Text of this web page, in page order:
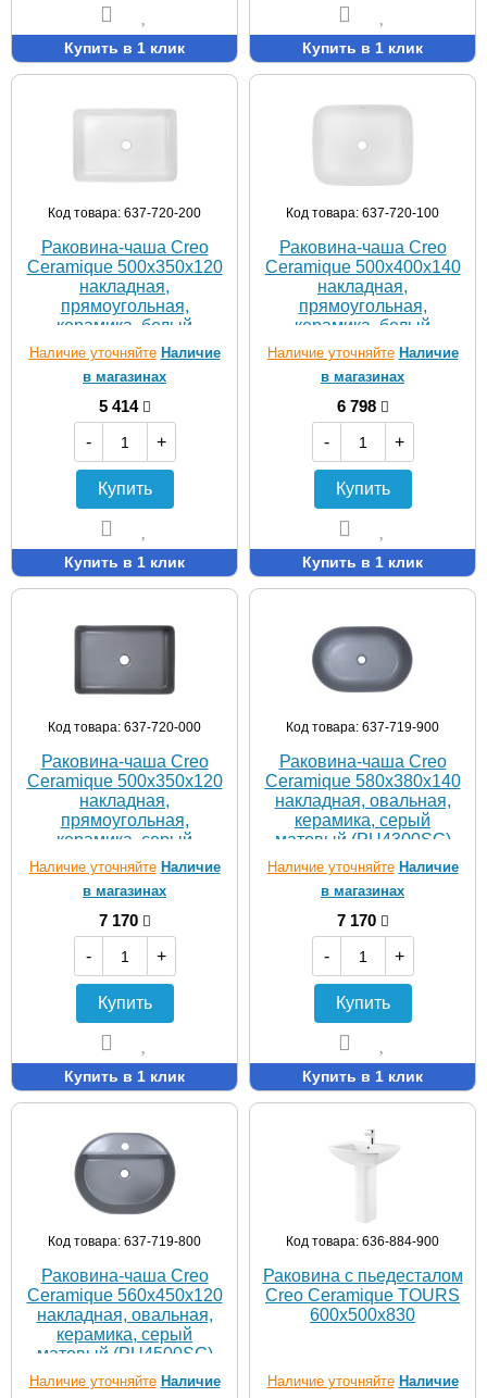
Купить в 1 клик Купить в 1 клик
Код товара: 637-720-200
Раковина-чаша Creo
Ceramique 500х350х120
накладная,
прямоугольная,
керамика, белый
матовый
(PU3500MRMWH)
Наличие уточняйте Наличие
в магазинах
5 414
-
+
Купить
Купить в 1 клик
Код товара: 637-720-100
Раковина-чаша Creo
Ceramique 500х400х140
накладная,
прямоугольная,
керамика, белый
матовый
(PU4200MRMWH)
Наличие уточняйте Наличие
в магазинах
6 798
-
+
Купить
Купить в 1 клик
Код товара: 637-720-000
Раковина-чаша Creo
Ceramique 500х350х120
накладная,
прямоугольная,
керамика, серый
матовый (PU3500SG)
Наличие уточняйте Наличие
в магазинах
7 170
-
+
Купить
Купить в 1 клик
Код товара: 637-719-900
Раковина-чаша Creo
Ceramique 580х380х140
накладная, овальная,
керамика, серый
матовый (PU4300SG)
Наличие уточняйте Наличие
в магазинах
7 170
-
+
Купить
Купить в 1 клик
Код товара: 637-719-800
Раковина-чаша Creo
Ceramique 560х450х120
накладная, овальная,
керамика, серый
матовый (PU4500SG)
Наличие уточняйте Наличие
Код товара: 636-884-900
Раковина с пьедесталом
Creo Ceramique TOURS
600х500х830
Наличие уточняйте Наличие